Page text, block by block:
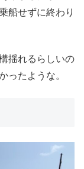
船せずに終わり
揺れるらしいの
ったような。